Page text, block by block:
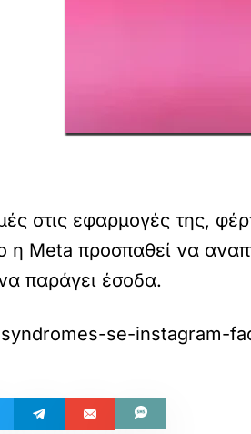
στις εφαρμογές της,
Meta προσπαθεί να
παράγει έσοδα.
se-instagram-